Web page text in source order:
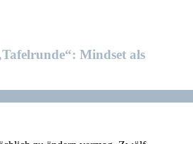
Mindset als